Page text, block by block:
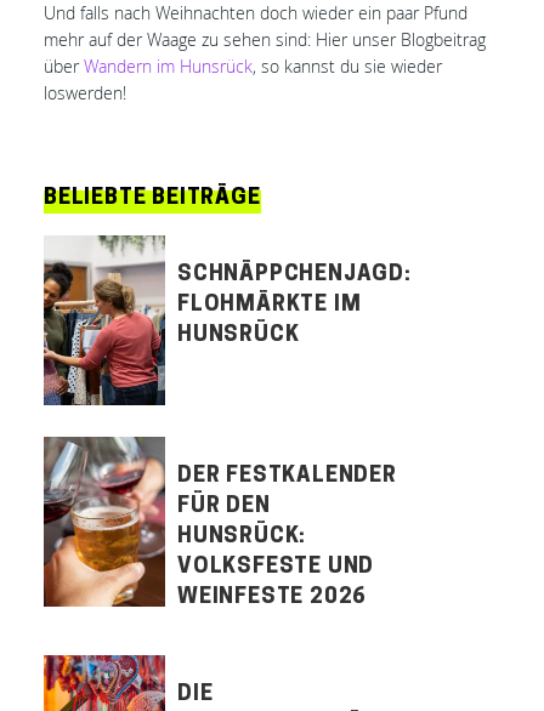
Und falls nach Weihnachten doch wieder ein paar Pfund
mehr auf der Waage zu sehen sind: Hier unser Blogbeitrag
überWandern im Hunsrück, so kannst du sie wieder
loswerden!
BELIEBTE BEITRÄGE
SCHNÄPPCHENJAGD:
FLOHMÄRKTE IM
HUNSRÜCK
DER FESTKALENDER
FÜR DEN
HUNSRÜCK:
VOLKSFESTE UND
WEINFESTE 2026
DIE